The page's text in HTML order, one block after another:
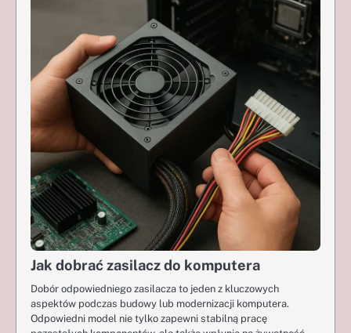
Jak dobrać zasilacz do komputera
Dobór odpowiedniego zasilacza to jeden z kluczowych
aspektów podczas budowy lub modernizacji komputera.
Odpowiedni model nie tylko zapewni stabilną pracę